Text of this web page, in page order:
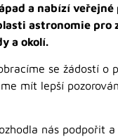
a nabízí veřejné
astronomie pro
a okolí.
se žádostí o
mít lepší
nás podpořit